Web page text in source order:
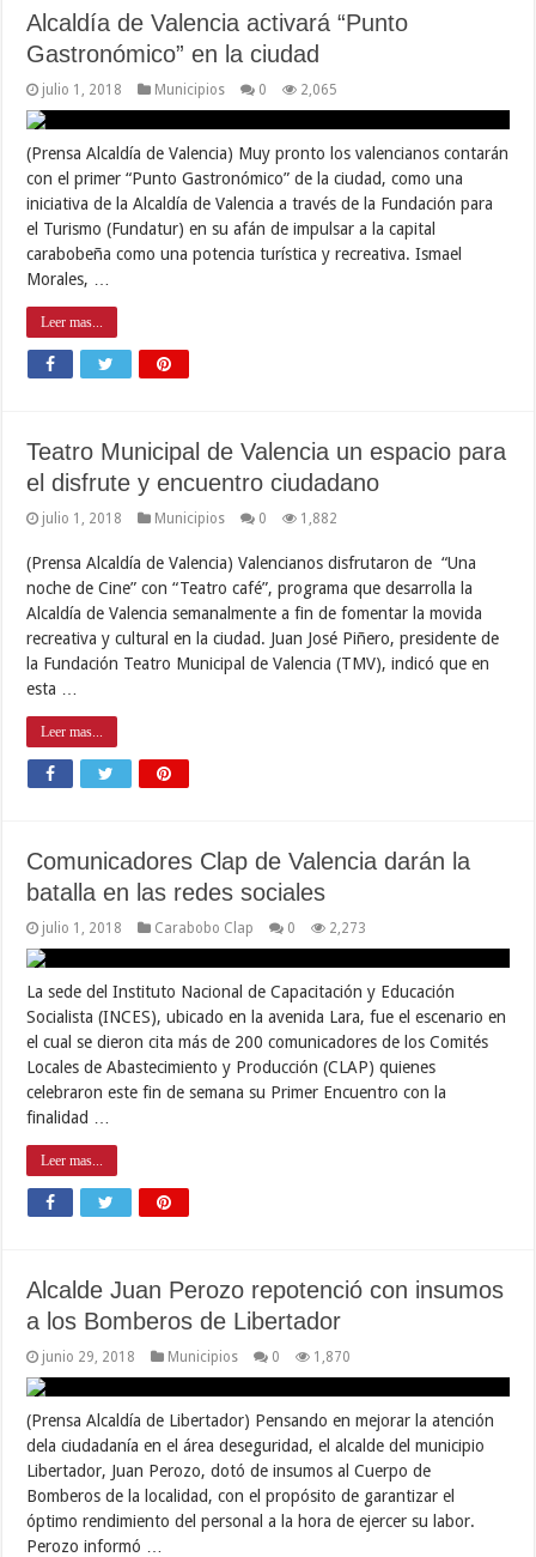
Alcaldía de Valencia activará “Punto
Gastronómico” en la ciudad
julio 1, 2018 Municipios 0 2,065
(Prensa Alcaldía de Valencia) Muy pronto los valencianos contarán
con el primer “Punto Gastronómico” de la ciudad, como una
iniciativa de la Alcaldía de Valencia a través de la Fundación para
el Turismo (Fundatur) en su afán de impulsar a la capital
carabobeña como una potencia turística y recreativa. Ismael
Morales, …
Leer mas...
Teatro Municipal de Valencia un espacio para
el disfrute y encuentro ciudadano
julio 1, 2018 Municipios 0 1,882
(Prensa Alcaldía de Valencia) Valencianos disfrutaron de “Una
noche de Cine” con “Teatro café”, programa que desarrolla la
Alcaldía de Valencia semanalmente a fin de fomentar la movida
recreativa y cultural en la ciudad. Juan José Piñero, presidente de
la Fundación Teatro Municipal de Valencia (TMV), indicó que en
esta …
Leer mas...
Comunicadores Clap de Valencia darán la
batalla en las redes sociales
julio 1, 2018 Carabobo Clap 0 2,273
La sede del Instituto Nacional de Capacitación y Educación
Socialista (INCES), ubicado en la avenida Lara, fue el escenario en
el cual se dieron cita más de 200 comunicadores de los Comités
Locales de Abastecimiento y Producción (CLAP) quienes
celebraron este fin de semana su Primer Encuentro con la
finalidad …
Leer mas...
Alcalde Juan Perozo repotenció con insumos
a los Bomberos de Libertador
junio 29, 2018 Municipios 0 1,870
(Prensa Alcaldía de Libertador) Pensando en mejorar la atención
dela ciudadanía en el área deseguridad, el alcalde del municipio
Libertador, Juan Perozo, dotó de insumos al Cuerpo de
Bomberos de la localidad, con el propósito de garantizar el
óptimo rendimiento del personal a la hora de ejercer su labor.
Perozo informó …